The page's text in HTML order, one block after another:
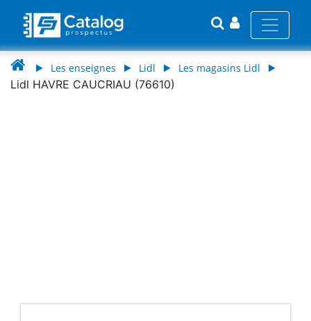
Les enseignes Lidl Les magasins Lidl
Lidl HAVRE CAUCRIAU (76610)